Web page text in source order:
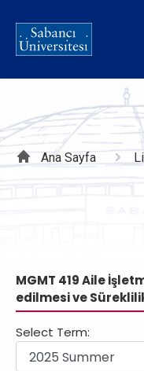
Sayfa
Ana Sayfa
MGMT 419 Aile
edilmesi ve
Select Term: